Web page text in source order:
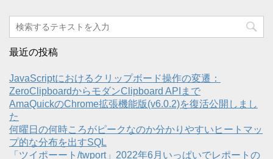
最近の投稿
JavaScriptにおけるクリップボード操作の変遷：
ZeroClipboardからモダンClipboard APIまで
AmaQuickのChrome拡張機能版(v6.0.2)を復活公開しまし
た
何曜日の何時ころがピークなのか分かりやすいヒートマッ
プ的な分布を出すSQL
「ツイポーート/twport」2022年6月いっぱいでレポートの